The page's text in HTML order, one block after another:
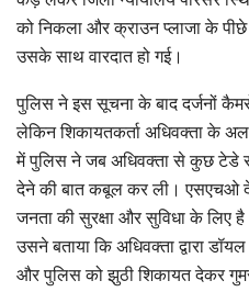
को निकला और क्राउन प्लाजा के पीछे
उसके साथ वारदात हो गई।
पुलिस ने इस सूचना के बाद दर्जनों
लेकिन शिकायतकर्ता अधिवक्ता के
में पुलिस ने जब अधिवक्ता से कुछ टेडे
देने की बात कबूल कर ली। एसएचओ
जनता की सुरक्षा और सुविधा के लिए
उसने बताया कि अधिवक्ता द्वारा
और पुलिस को झुठी शिकायत देकर